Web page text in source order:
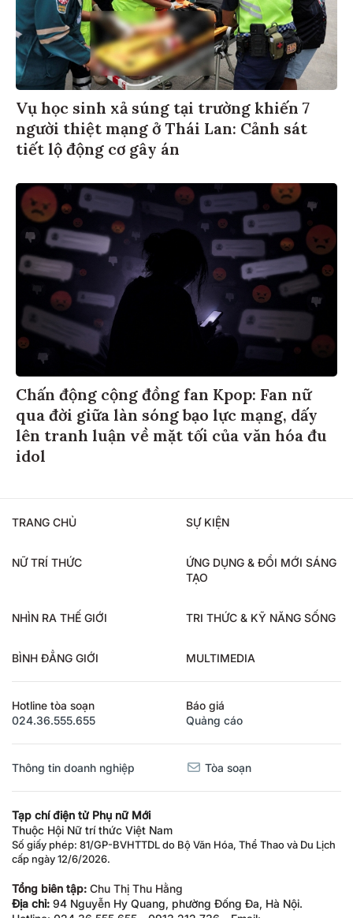
Vụ học sinh xả súng tại trường khiến 7
người thiệt mạng ở Thái Lan: Cảnh sát
tiết lộ động cơ gây án
Chấn động cộng đồng fan Kpop: Fan nữ
qua đời giữa làn sóng bạo lực mạng, dấy
lên tranh luận về mặt tối của văn hóa đu
idol
TRANG CHỦ SỰ KIỆN
NỮ TRÍ THỨC
ỨNG DỤNG & ĐỔI MỚI SÁNG
TẠO
NHÌN RA THẾ GIỚI TRI THỨC & KỸ NĂNG SỐNG
BÌNH ĐẲNG GIỚI MULTIMEDIA
Hotline tòa soạn
024.36.555.655
Báo giá
Quảng cáo
Thông tin doanh nghiệp Tòa soạn
Tạp chí điện tử Phụ nữ Mới
Thuộc Hội Nữ trí thức Việt Nam
Số giấy phép: 81/GP-BVHTTDL do Bộ Văn Hóa, Thể Thao và Du Lịch
cấp ngày 12/6/2026.
Tổng biên tập: Chu Thị Thu Hằng
Địa chỉ: 94 Nguyễn Hy Quang, phường Đống Đa, Hà Nội.